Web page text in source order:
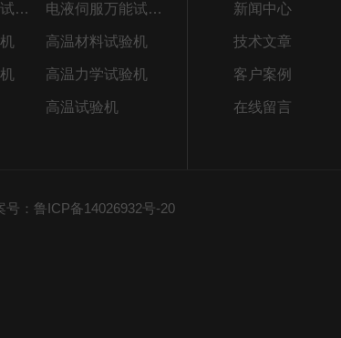
电子万能材料试验机 电液伺服万能试验机
高温材料试验机
高温力学试验机
高温试验机
新闻中心
技术文章
客户案例
在线留言
号：鲁ICP备14026932号-20